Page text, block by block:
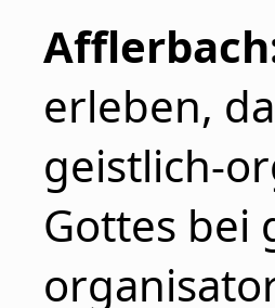
erleben,
geistlich-
Gottes bei